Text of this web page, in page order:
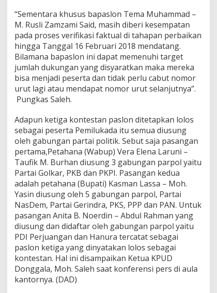
“Sementara khusus bapaslon Tema Muhammad –
M. Rusli Zamzami Said, masih diberi kesempatan
pada proses verifikasi faktual di tahapan perbaikan
hingga Tanggal 16 Februari 2018 mendatang.
Bilamana bapaslon ini dapat memenuhi target
jumlah dukungan yang disyaratkan maka mereka
bisa menjadi peserta dan tidak perlu cabut nomor
urut lagi atau mendapat nomor urut selanjutnya”.
Pungkas Saleh.
Adapun ketiga kontestan paslon ditetapkan lolos
sebagai peserta Pemilukada itu semua diusung
oleh gabungan partai politik. Sebut saja pasangan
pertama,Petahana (Wabup) Vera Elena Laruni –
Taufik M. Burhan diusung 3 gabungan parpol yaitu
Partai Golkar, PKB dan PKPI. Pasangan kedua
adalah petahana (Bupati) Kasman Lassa – Moh.
Yasin diusung oleh 5 gabungan parpol, Partai
NasDem, Partai Gerindra, PKS, PPP dan PAN. Untuk
pasangan Anita B. Noerdin – Abdul Rahman yang
diusung dan didaftar oleh gabungan parpol yaitu
PDI Perjuangan dan Hanura tercatat sebagai
paslon ketiga yang dinyatakan lolos sebagai
kontestan. Hal ini disampaikan Ketua KPUD
Donggala, Moh. Saleh saat konferensi pers di aula
kantornya. (DAD)